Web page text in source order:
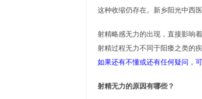
这种收缩仍存在。新乡阳光中西
射精略感无力的出现，直接影响
射精过程无力不同于阳痿之类的
如果还有不懂或还有任何疑问，
射精无力的原因有哪些？